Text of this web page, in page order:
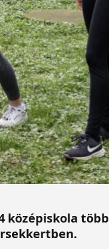
középiskola több